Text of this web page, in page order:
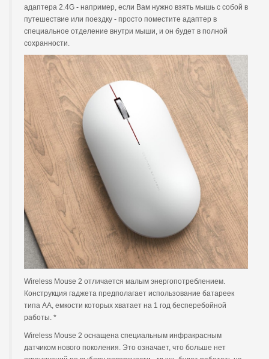
адаптера 2.4G - например, если Вам нужно взять мышь с собой в
путешествие или поездку - просто поместите адаптер в
специальное отделение внутри мыши, и он будет в полной
сохранности.
Wireless Mouse 2 отличается малым энергопотреблением.
Конструкция гаджета предполагает использование батареек
типа АА, емкости которых хватает на 1 год бесперебойной
работы. *
Wireless Mouse 2 оснащена специальным инфракрасным
датчиком нового поколения. Это означает, что больше нет